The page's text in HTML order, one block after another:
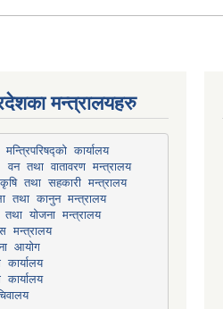
मन्त्रालयहरु
मुख्यमन्त्री तथा मन्त्रिपरिषद्को कार्यालय
वन तथा वातावरण मन्त्रालय
तथा सहकारी मन्त्रालय
आन्तरिक मामिला तथा कानुन मन्त्रालय
आर्थिक मामिला तथा योजना मन्त्रालय
मन्त्रालय
नीति तथा योजना आयोग